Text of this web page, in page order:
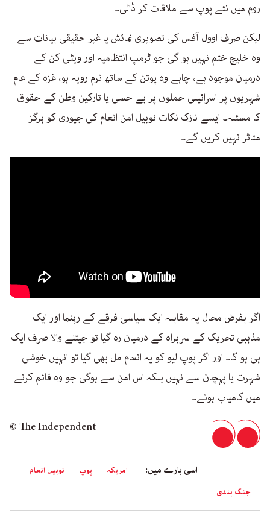
روم میں نئے پوپ سے ملاقات کر ڈالی۔
لیکن صرف اوول آفس کی تصویری نمائش یا غیر حقیقی بیانات سے
وہ خلیج ختم نہیں ہو گی جو ٹرمپ انتظامیہ اور ویٹی کن کے
درمیان موجود ہے، چاہے وہ پوتن کے ساتھ نرم رویہ ہو، غزہ کے عام
شہریوں پر اسرائیلی حملوں پر بے حسی یا تارکین وطن کے حقوق
کا مسئلہ۔ ایسے نازک نکات نوبیل امن انعام کی جیوری کو ہرگز
متاثر نہیں کریں گے۔
اگر بفرض محال یہ مقابلہ ایک سیاسی فرقے کے رہنما اور ایک
مذہبی تحریک کے سربراہ کے درمیان رہ گیا تو جیتنے والا صرف ایک
ہی ہو گا۔ اور اگر پوپ لیو کو یہ انعام مل بھی گیا تو انہیں خوشی
شہرت یا پہچان سے نہیں بلکہ اس امن سے ہوگی جو وہ قائم کرنے
میں کامیاب ہوئے۔
© The Independent
اسی بارے میں: امریکہ پوپ
نوبیل انعام
جنگ بندی